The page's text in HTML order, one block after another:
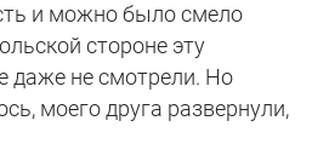
и можно было смело
стороне эту
даже не смотрели. Но
моего друга развернули,